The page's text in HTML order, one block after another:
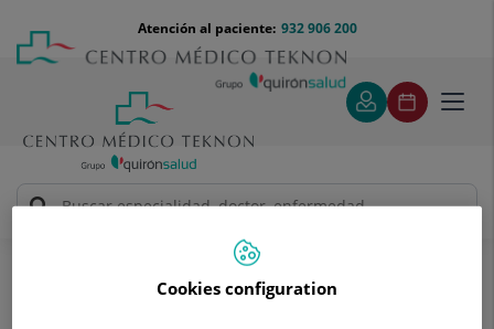
contenido
Menú
teléfono
cabecera
932 906 200
Atención al paciente:
Maida Bada
Cookies configuration